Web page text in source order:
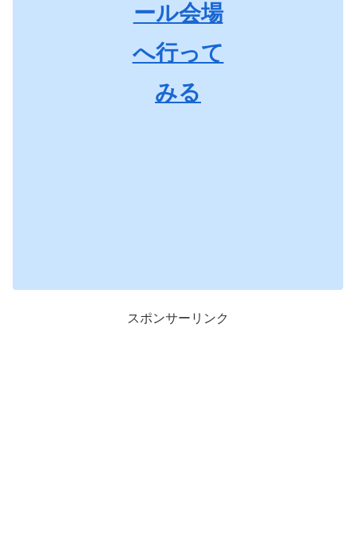
ール会場
へ行って
みる
スポンサーリンク